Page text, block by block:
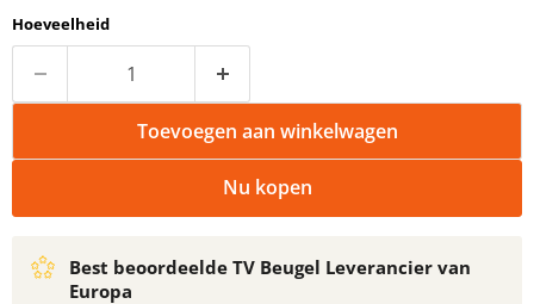
Hoeveelheid
Toevoegen aan winkelwagen
Nu kopen
Best beoordeelde TV Beugel Leverancier van
Europa